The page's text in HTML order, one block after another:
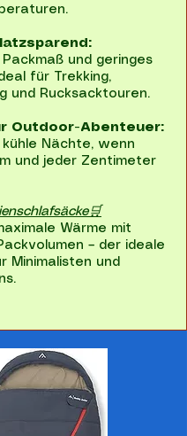
und geringes
für Trekking,
und Rucksacktouren.
Outdoor-Abenteuer:
Nächte, wenn
und jeder Zentimeter
Wärme mit
– der ideale
Minimalisten und